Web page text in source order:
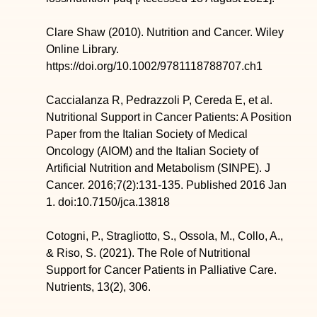
Clare Shaw (2010). Nutrition and Cancer. Wiley
Online Library.
https://doi.org/10.1002/9781118788707.ch1
Caccialanza R, Pedrazzoli P, Cereda E, et al.
Nutritional Support in Cancer Patients: A Position
Paper from the Italian Society of Medical
Oncology (AIOM) and the Italian Society of
Artificial Nutrition and Metabolism (SINPE). J
Cancer. 2016;7(2):131-135. Published 2016 Jan
1. doi:10.7150/jca.13818
Cotogni, P., Stragliotto, S., Ossola, M., Collo, A.,
& Riso, S. (2021). The Role of Nutritional
Support for Cancer Patients in Palliative Care.
Nutrients, 13(2), 306.